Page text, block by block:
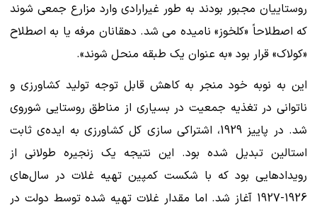
روستاییان مجبور بودند به طور غیرارادی وارد مزارع جمعی شوند
که اصطلاحاً «کلخوز» نامیده می شد. دهقانان مرفه یا به اصطلاح
«کولاک» قرار بود «به عنوان یک طبقه منحل شوند».
این به نوبه خود منجر به کاهش قابل توجه تولید کشاورزی و
ناتوانی در تغذیه جمعیت در بسیاری از مناطق روستایی شوروی
شد. در پاییز 1929، اشتراکی سازی کل کشاورزی به ایده‌ی ثابت
استالین تبدیل شده بود. این نتیجه یک زنجیره طولانی از
رویدادهایی بود که با شکست کمپین تهیه غلات در سال‌های
1926-1927 آغاز شد. اما مقدار غلات تهیه شده توسط دولت در